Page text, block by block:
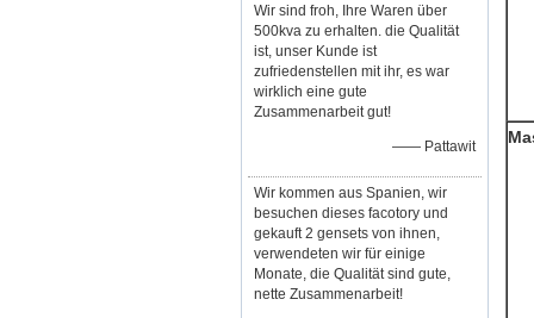
Wir sind froh, Ihre Waren über
500kva zu erhalten. die Qualität
ist, unser Kunde ist
zufriedenstellen mit ihr, es war
wirklich eine gute
Zusammenarbeit gut!
—— Pattawit
Wir kommen aus Spanien, wir
besuchen dieses facotory und
gekauft 2 gensets von ihnen,
verwendeten wir für einige
Monate, die Qualität sind gute,
nette Zusammenarbeit!